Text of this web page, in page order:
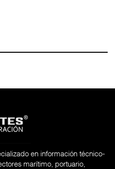
en información técnico-
marítimo, portuario,